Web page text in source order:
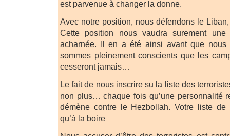
est parvenue à changer la donne.
Avec notre position, nous défendons le
Cette position nous vaudra surement une
acharnée. Il en a été ainsi avant que nous
sommes pleinement conscients que les
cesseront jamais…
Le fait de nous inscrire su la liste des
non plus… chaque fois qu’une personnalité
démène contre le Hezbollah. Votre liste de
qu’à la boire